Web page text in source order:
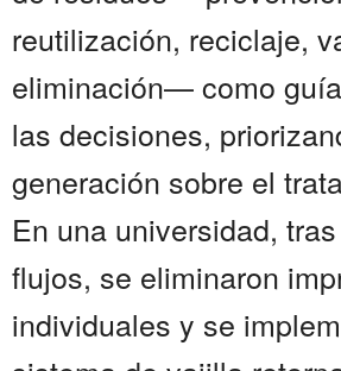
reutilización, reciclaje,
eliminación— como
las decisiones,
generación sobre el
En una universidad,
flujos, se eliminaron
individuales y se